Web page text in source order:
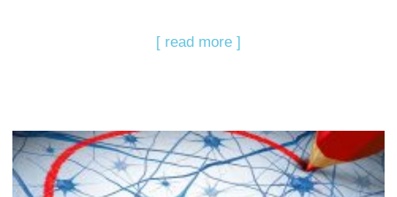
[ read more ]